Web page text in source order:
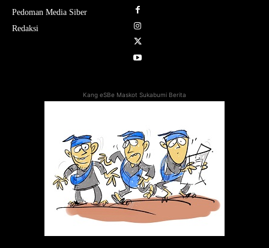
Pedoman Media Siber
Redaksi
Kang eSBe Maskot Sukabumi Berita